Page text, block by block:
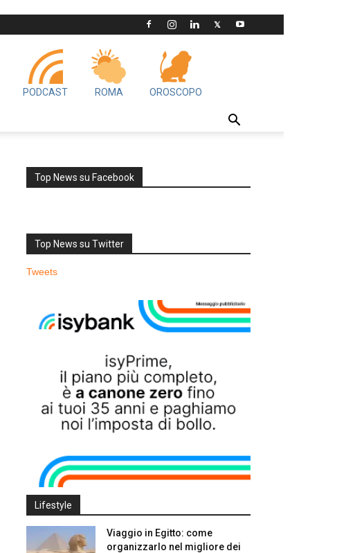
PODCAST ROMA OROSCOPO
Top News su Facebook
Top News su Twitter
Tweets
Lifestyle
Viaggio in Egitto: come
organizzarlo nel migliore dei